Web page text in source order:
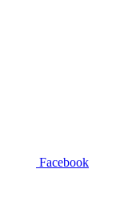
Facebook